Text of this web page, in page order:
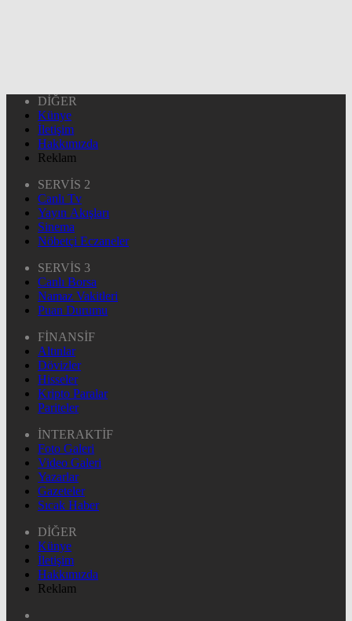
DİĞER
Künye
İletişim
Hakkımızda
Reklam
SERVİS 2
Canlı Tv
Yayın Akışları
Sinema
Nöbetçi Eczaneler
SERVİS 3
Canlı Borsa
Namaz Vakitleri
Puan Durumu
FİNANSİF
Altınlar
Dövizler
Hisseler
Kripto Paralar
Pariteler
İNTERAKTİF
Foto Galeri
Video Galeri
Yazarlar
Gazeteler
Sıcak Haber
DİĞER
Künye
İletişim
Hakkımızda
Reklam